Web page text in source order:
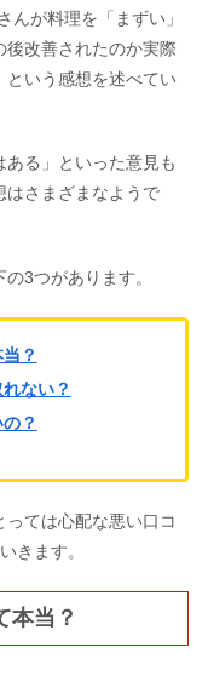
んが料理を「まずい」
後改善されたのか実際
という感想を述べてい
る」といった意見も
はさまざまなようで
3つがあります。
？
ない？
？
ては心配な悪い口コ
きます。
本当？